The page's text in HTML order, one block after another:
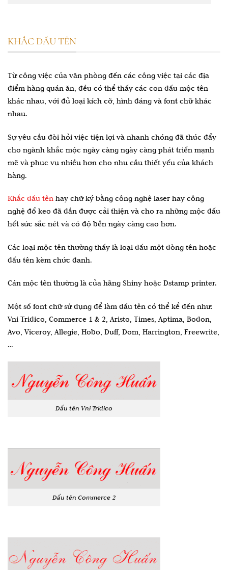
KHẮC DẤU TÊN
Từ công việc của văn phòng đến các công việc tại các địa
điểm hàng quán ăn, đều có thể thấy các con dấu mộc tên
khác nhau, với đủ loại kích cỡ, hình dáng và font chữ khác
nhau.
Sự yêu cầu đòi hỏi việc tiện lợi và nhanh chóng đã thúc đẩy
cho ngành khắc mộc ngày càng ngày càng phát triển mạnh
mẽ và phục vụ nhiều hơn cho nhu cầu thiết yếu của khách
hàng.
Khắc dấu tên hay chữ ký bằng công nghệ laser hay công
nghệ đổ keo đã dần được cải thiện và cho ra những mộc dấu
hết sức sắc nét và có độ bền ngày càng cao hơn.
Các loại mộc tên thường thấy là loại dấu một dòng tên hoặc
dấu tên kèm chức danh.
Cán mộc tên thường là của hãng Shiny hoặc Dstamp printer.
Một số font chữ sử dụng để làm dấu tên có thể kể đến như:
Vni Tridico, Commerce 1 & 2, Aristo, Times, Aptima, Bodon,
Avo, Viceroy, Allegie, Hobo, Duff, Dom, Harrington, Freewrite,
…
Dấu tên Vni Tridico
Dấu tên Commerce 2